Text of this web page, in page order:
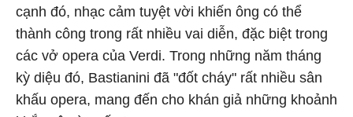
cạnh đó, nhạc cảm tuyệt vời khiến ông có thể
thành công trong rất nhiều vai diễn, đặc biệt trong
các vở opera của Verdi. Trong những năm tháng
kỳ diệu đó, Bastianini đã "đốt cháy" rất nhiều sân
khấu opera, mang đến cho khán giả những khoảnh